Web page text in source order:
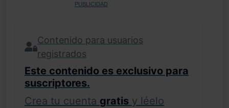
PUBLICIDAD
Contenido para usuarios
registrados
Este contenido es exclusivo para
suscriptores.
Crea tu cuenta gratis y léelo